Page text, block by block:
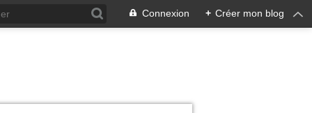
Connexion + Créer mon blog